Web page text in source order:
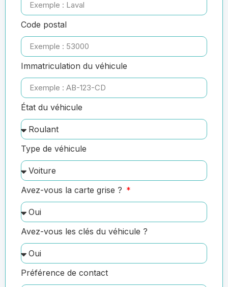
Code postal
Immatriculation du véhicule
État du véhicule
Type de véhicule
Avez-vous la carte grise ?
Avez-vous les clés du véhicule ?
Préférence de contact